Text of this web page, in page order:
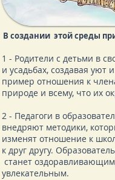
В создании этой среды
1 - Родители с детьми в
и усадьбах, создавая уют
пример отношения к
природе и всему, что их
2 - Педагоги в
внедряют методики,
изменят отношение к
к друг другу.
станет
увлекательным.